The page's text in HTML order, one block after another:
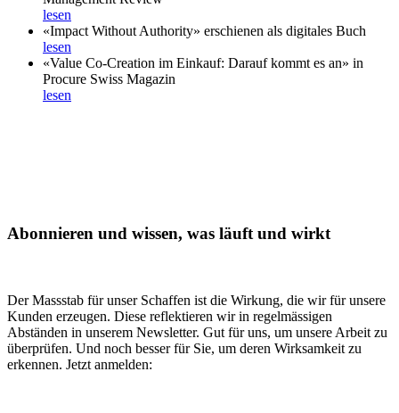
lesen
«Impact Without Authority» erschienen als digitales Buch
lesen
«Value Co-Creation im Einkauf: Darauf kommt es an» in
Procure Swiss Magazin
lesen
Abonnieren und wissen, was läuft und wirkt
Der Massstab für unser Schaffen ist die Wirkung, die wir für unsere
Kunden erzeugen. Diese reflektieren wir in regelmässigen
Abständen in unserem Newsletter. Gut für uns, um unsere Arbeit zu
überprüfen. Und noch besser für Sie, um deren Wirksamkeit zu
erkennen. Jetzt anmelden: